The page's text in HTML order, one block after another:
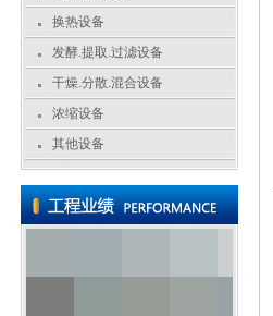
换热设备
发酵.提取.过滤设备
干燥.分散.混合设备
浓缩设备
其他设备